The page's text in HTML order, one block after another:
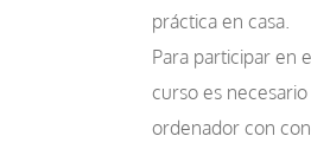
práctica en casa.
Para participar en
curso es necesario
ordenador con